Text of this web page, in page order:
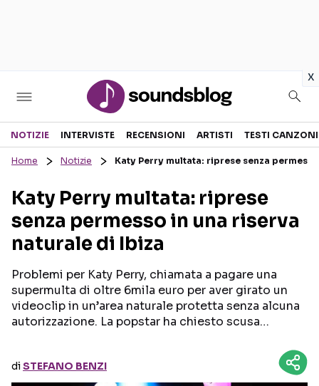
x
Sezioni
RECENSIONI MUSICALI
INTERVISTE
GOSSIP E CURIOSITÀ
TESTI CANZONI
TOUR ED EVENTI
NOTIZIE INTERVISTE RECENSIONI ARTISTI TESTI CANZONI
Home Notizie Katy Perry multata: riprese senza
Katy Perry multata: riprese
senza permesso in una riserva
naturale di Ibiza
Problemi per Katy Perry, chiamata a pagare una
supermulta di oltre 6mila euro per aver girato un
videoclip in un’area naturale protetta senza alcuna
autorizzazione. La popstar ha chiesto scusa…
diSTEFANO BENZI